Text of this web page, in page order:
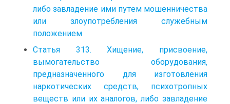
либо завладение ими путем мошенничества
или злоупотребления служебным
положением
Статья 313. Хищение, присвоение,
вымогательство оборудования,
предназначенного для изготовления
наркотических средств, психотропных
веществ или их аналогов, либо завладение